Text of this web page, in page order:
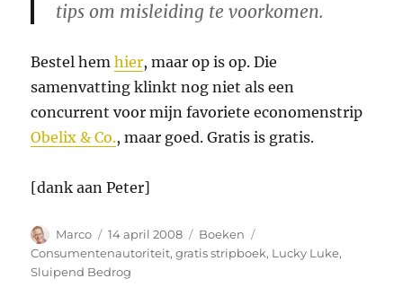
tips om misleiding te voorkomen.
Bestel hemhier, maar op is op. Die
samenvatting klinkt nog niet als een
concurrent voor mijn favoriete economenstrip
Obelix & Co., maar goed. Gratis is gratis.
[dank aan Peter]
Auteur
Marco
Geplaatst
op
14 april 2008 Categorieën
Boeken
Consumentenautoriteit,gratis stripboek, Lucky Luke,
Sluipend Bedrog